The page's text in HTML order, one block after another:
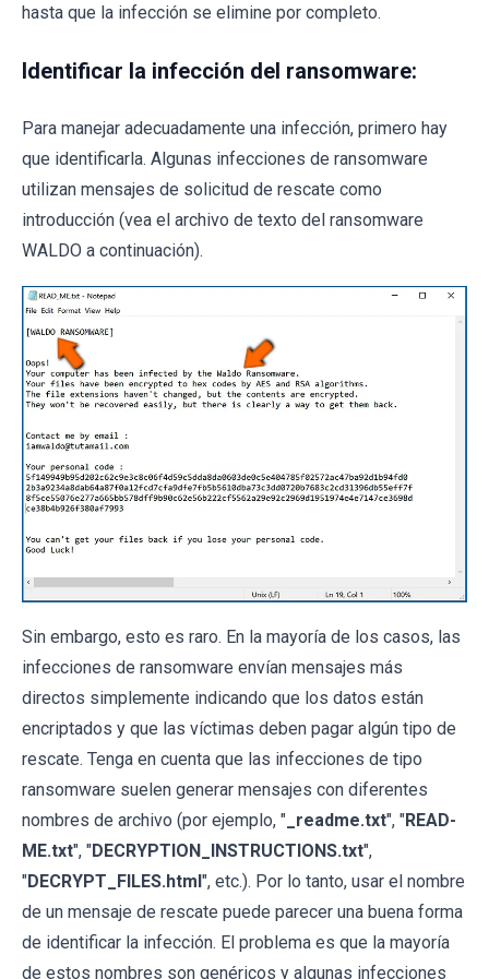
hasta que la infección se elimine por completo.
Identificar la infección del ransomware:
Para manejar adecuadamente una infección, primero hay
que identificarla. Algunas infecciones de ransomware
utilizan mensajes de solicitud de rescate como
introducción (vea el archivo de texto del ransomware
WALDO a continuación).
Sin embargo, esto es raro. En la mayoría de los casos, las
infecciones de ransomware envían mensajes más
directos simplemente indicando que los datos están
encriptados y que las víctimas deben pagar algún tipo de
rescate. Tenga en cuenta que las infecciones de tipo
ransomware suelen generar mensajes con diferentes
nombres de archivo (por ejemplo, " _readme.txt", "READ-
ME.txt", "DECRYPTION_INSTRUCTIONS.txt",
"DECRYPT_FILES.html ", etc.). Por lo tanto, usar el nombre
de un mensaje de rescate puede parecer una buena forma
de identificar la infección. El problema es que la mayoría
de estos nombres son genéricos y algunas infecciones